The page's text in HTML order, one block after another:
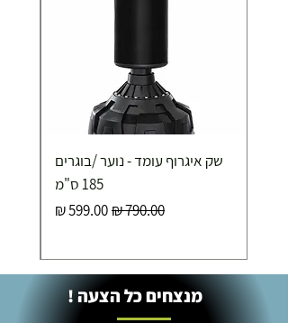
שק איגרוף עומד - נוער /בוגרים
185 ס"מ
מחיר רגילמחיר מבצע
מנצחים כל הצעה !